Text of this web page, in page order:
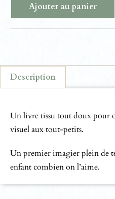
Ajouter au panier
Description
Un livre tissu tout doux pour
visuel aux tout-petits.
Un premier imagier plein de
enfant combien on l’aime.